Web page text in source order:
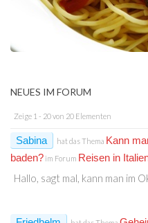
NEUES IM FORUM
Zeige 1 - 20 von 20 Elementen
Sabina hat das Thema Kann
baden? im Forum Reisen in
Hallo, sagt mal, kann man im